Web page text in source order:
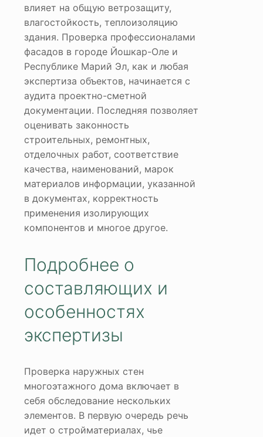
влияет на общую ветрозащиту,
влагостойкость, теплоизоляцию
здания. Проверка профессионалами
фасадов в городе Йошкар-Оле и
Республике Марий Эл, как и любая
экспертиза объектов, начинается с
аудита проектно-сметной
документации. Последняя позволяет
оценивать законность
строительных, ремонтных,
отделочных работ, соответствие
качества, наименований, марок
материалов информации, указанной
в документах, корректность
применения изолирующих
компонентов и многое другое.
Подробнее о
составляющих и
особенностях
экспертизы
Проверка наружных стен
многоэтажного дома включает в
себя обследование нескольких
элементов. В первую очередь речь
идет о стройматериалах, чье